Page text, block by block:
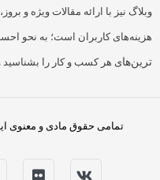
وبلاگ نیز با ارائه مقالات ویژه و
هزینه‌های کاربران است؛ به نحو
ترین‌های هر کسب و کار را
تمامی حقوق مادی و معنوی